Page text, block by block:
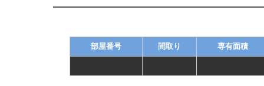
部屋番号 間取り 専有面積